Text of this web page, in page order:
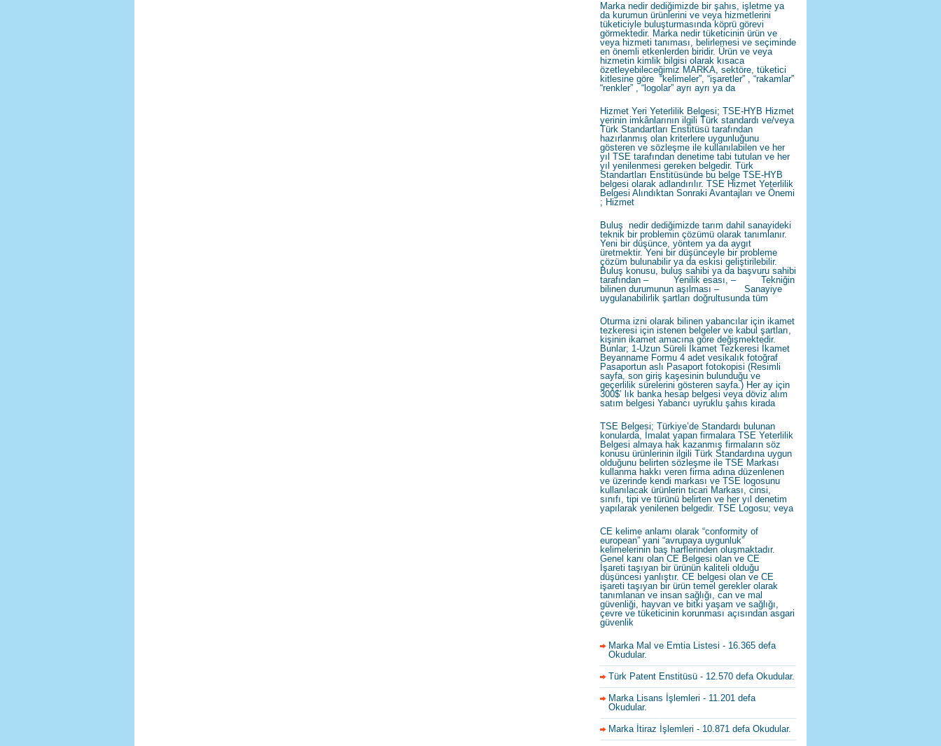
Marka nedir dediğimizde bir şahıs, işletme ya
da kurumun ürünlerini ve veya hizmetlerini
tüketiciyle buluşturmasında köprü görevi
görmektedir. Marka nedir tüketicinin ürün ve
veya hizmeti tanıması, belirlemesi ve seçiminde
en önemli etkenlerden biridir. Ürün ve veya
hizmetin kimlik bilgisi olarak kısaca
özetleyebileceğimiz MARKA, sektöre, tüketici
kitlesine göre “kelimeler”, “işaretler” , “rakamlar”
“renkler” , “logolar” ayrı ayrı ya da
Hizmet Yeri Yeterlilik Belgesi; TSE-HYB Hizmet
yerinin imkânlarının ilgili Türk standardı ve/veya
Türk Standartları Enstitüsü tarafından
hazırlanmış olan kriterlere uygunluğunu
gösteren ve sözleşme ile kullanılabilen ve her
yıl TSE tarafından denetime tabi tutulan ve her
yıl yenilenmesi gereken belgedir. Türk
Standartları Enstitüsünde bu belge TSE-HYB
belgesi olarak adlandırılır. TSE Hizmet Yeterlilik
Belgesi Alındıktan Sonraki Avantajları ve Önemi
; Hizmet
Buluş nedir dediğimizde tarım dahil sanayideki
teknik bir problemin çözümü olarak tanımlanır.
Yeni bir düşünce, yöntem ya da aygıt
üretmektir. Yeni bir düşünceyle bir probleme
çözüm bulunabilir ya da eskisi geliştirilebilir.
Buluş konusu, buluş sahibi ya da başvuru sahibi
tarafından – Yenilik esası, – Tekniğin
bilinen durumunun aşılması – Sanayiye
uygulanabilirlik şartları doğrultusunda tüm
Oturma izni olarak bilinen yabancılar için ikamet
tezkeresi için istenen belgeler ve kabul şartları,
kişinin ikamet amacına göre değişmektedir.
Bunlar; 1-Uzun Süreli İkamet Tezkeresi İkamet
Beyanname Formu 4 adet vesikalık fotoğraf
Pasaportun aslı Pasaport fotokopisi (Resimli
sayfa, son giriş kaşesinin bulunduğu ve
geçerlilik sürelerini gösteren sayfa.) Her ay için
300$’ lık banka hesap belgesi veya döviz alım
satım belgesi Yabancı uyruklu şahıs kirada
TSE Belgesi; Türkiye’de Standardı bulunan
konularda, İmalat yapan firmalara TSE Yeterlilik
Belgesi almaya hak kazanmış firmaların söz
konusu ürünlerinin ilgili Türk Standardına uygun
olduğunu belirten sözleşme ile TSE Markası
kullanma hakkı veren firma adına düzenlenen
ve üzerinde kendi markası ve TSE logosunu
kullanılacak ürünlerin ticari Markası, cinsi,
sınıfı, tipi ve türünü belirten ve her yıl denetim
yapılarak yenilenen belgedir. TSE Logosu; veya
CE kelime anlamı olarak “conformity of
european” yani “avrupaya uygunluk”
kelimelerinin baş harflerinden oluşmaktadır.
Genel kanı olan CE Belgesi olan ve CE
İşareti taşıyan bir ürünün kaliteli olduğu
düşüncesi yanlıştır. CE belgesi olan ve CE
işareti taşıyan bir ürün temel gerekler olarak
tanımlanan ve insan sağlığı, can ve mal
güvenliği, hayvan ve bitki yaşam ve sağlığı,
çevre ve tüketicinin korunması açısından asgari
güvenlik
Marka Mal ve Emtia Listesi - 16.365 defa
Okudular.
Türk Patent Enstitüsü - 12.570 defa Okudular.
Marka Lisans İşlemleri - 11.201 defa
Okudular.
Marka İtiraz İşlemleri - 10.871 defa Okudular.